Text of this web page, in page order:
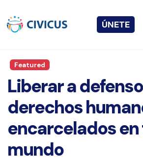
ÚNETE
Featured
Liberar a
derechos
encarcelados
mundo